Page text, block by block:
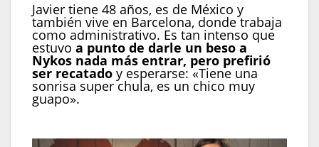
Javier tiene 48 años, es de México y
también vive en Barcelona, donde trabaja
como administrativo. Es tan intenso que
estuvo a punto de darle un beso a
Nykos nada más entrar, pero prefirió
ser recatado y esperarse: «Tiene una
sonrisa super chula, es un chico muy
guapo».